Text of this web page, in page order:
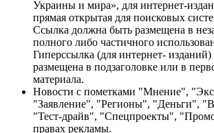
Украины и мира», для интернет-
прямая открытая для поисковых
Ссылка должна быть размещена в
полного либо частичного
Гиперссылка (для интернет-
размещена в подзаголовке или в
материала.
Новости с пометками "Мнение",
"Заявление", "Регионы", "Деньги",
"Тест-драйв", "Спецпроекты",
правах рекламы.